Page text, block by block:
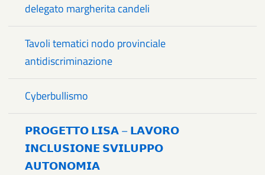
delegato margherita candeli
Tavoli tematici nodo provinciale
antidiscriminazione
Cyberbullismo
𝗣𝗥𝗢𝗚𝗘𝗧𝗧𝗢 𝗟𝗜𝗦𝗔 – 𝗟𝗔𝗩𝗢𝗥𝗢
𝗜𝗡𝗖𝗟𝗨𝗦𝗜𝗢𝗡𝗘 𝗦𝗩𝗜𝗟𝗨𝗣𝗣𝗢
𝗔𝗨𝗧𝗢𝗡𝗢𝗠𝗜𝗔